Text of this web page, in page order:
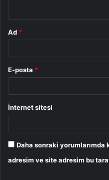
Ad *
E-posta *
İnternet sitesi
Daha sonraki yorumlarımda
adresim ve site adresim bu